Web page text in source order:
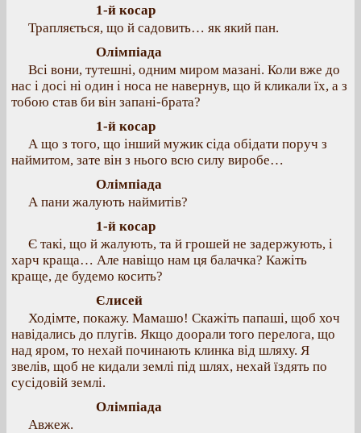
1-й косар
Трапляється, що й садовить… як який пан.
Олімпіада
Всі вони, тутешні, одним миром мазані. Коли вже до
нас і досі ні один і носа не навернув, що й кликали їх, а з
тобою став би він запані-брата?
1-й косар
А що з того, що інший мужик сіда обідати поруч з
наймитом, зате він з нього всю силу виробе…
Олімпіада
А пани жалують наймитів?
1-й косар
Є такі, що й жалують, та й грошей не задержують, і
харч краща… Але навіщо нам ця балачка? Кажіть
краще, де будемо косить?
Єлисей
Ходімте, покажу. Мамашо! Скажіть папаші, щоб хоч
навідались до плугів. Якщо доорали того перелога, що
над яром, то нехай починають клинка від шляху. Я
звелів, щоб не кидали землі під шлях, нехай їздять по
сусідовій землі.
Олімпіада
Авжеж.